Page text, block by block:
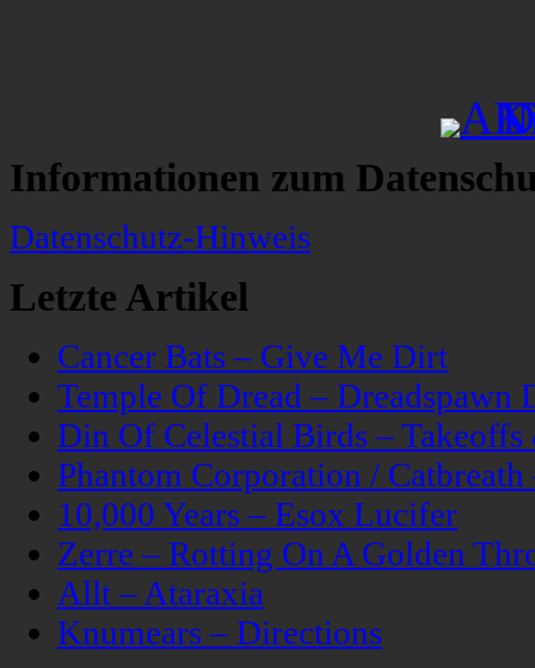
Informationen zum
Datenschutz-Hinweis
Letzte Artikel
Cancer Bats – Give Me Dirt
Temple Of Dread – Dreadspawn
Din Of Celestial Birds –
Phantom Corporation /
10,000 Years – Esox Lucifer
Zerre – Rotting On A Golden
Allt – Ataraxia
Knumears – Directions